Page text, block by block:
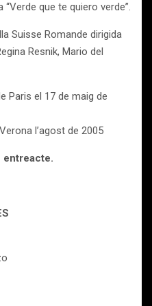
que te quiero verde”.
Suisse Romande dirigida
Resnik, Mario del
Paris el 17 de maig de
l’agost de 2005
entreacte.